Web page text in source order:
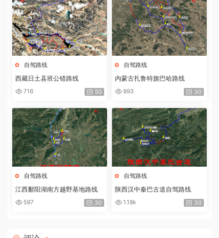
自驾路线
西藏日土县班公错路线
716 50
自驾路线
内蒙古扎鲁特旗巴哈路线
893 30
自驾路线
江西鄱阳湖南方越野基地路线
597 30
自驾路线
陕西汉中秦巴古道自驾路线
1.18k 30